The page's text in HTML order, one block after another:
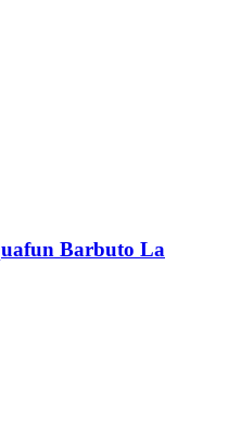
Barbuto La